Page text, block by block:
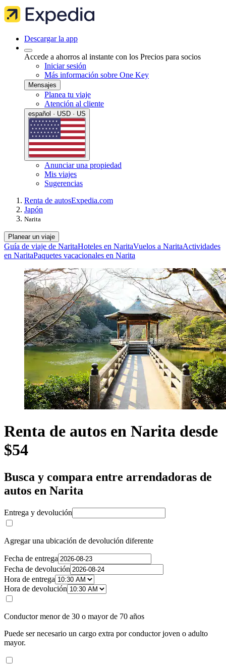
Descargar la app
Accede a ahorros al instante con los Precios para socios
Iniciar sesión
Más información sobre One Key
Mensajes
Planea tu viaje
Atención al cliente
español · USD · US
Anunciar una propiedad
Mis viajes
Sugerencias
Renta de autosExpedia.com
Japón
Narita
Planear un viaje
Guía de viaje de NaritaHoteles en NaritaVuelos a NaritaActividades
en NaritaPaquetes vacacionales en Narita
Renta de autos en Narita desde
$54
Busca y compara entre arrendadoras de
autos en Narita
Entrega y devolución
Agregar una ubicación de devolución diferente
Fecha de entrega
Fecha de devolución
Hora de entrega
Hora de devolución
Conductor menor de 30 o mayor de 70 años
Puede ser necesario un cargo extra por conductor joven o adulto
mayor.